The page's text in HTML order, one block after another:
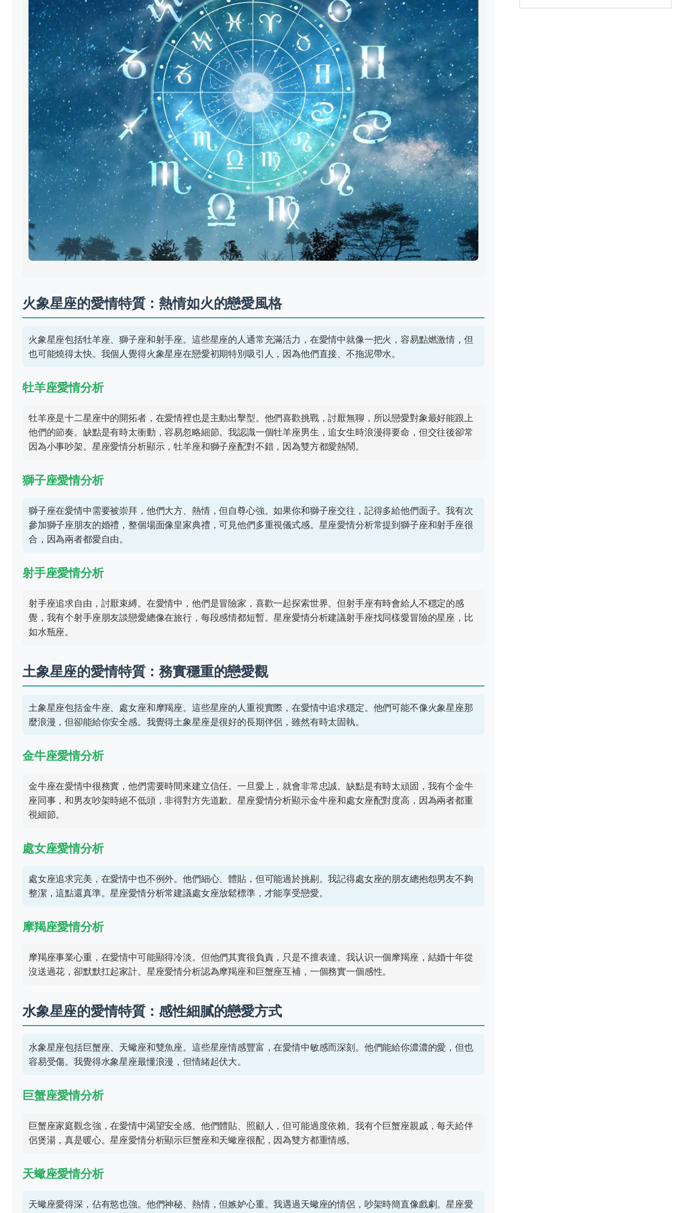
火象星座的愛情特質：熱情如火的戀愛風格
火象星座包括牡羊座、獅子座和射手座。這些星座的人通常充滿活力，在愛情中就像一把火，容易點燃激情，但
也可能燒得太快。我個人覺得火象星座在戀愛初期特別吸引人，因為他們直接、不拖泥帶水。
牡羊座愛情分析
牡羊座是十二星座中的開拓者，在愛情裡也是主動出擊型。他們喜歡挑戰，討厭無聊，所以戀愛對象最好能跟上
他們的節奏。缺點是有時太衝動，容易忽略細節。我認識一個牡羊座男生，追女生時浪漫得要命，但交往後卻常
因為小事吵架。星座愛情分析顯示，牡羊座和獅子座配對不錯，因為雙方都愛熱鬧。
獅子座愛情分析
獅子座在愛情中需要被崇拜，他們大方、熱情，但自尊心強。如果你和獅子座交往，記得多給他們面子。我有次
參加獅子座朋友的婚禮，整個場面像皇家典禮，可見他們多重視儀式感。星座愛情分析常提到獅子座和射手座很
合，因為兩者都愛自由。
射手座愛情分析
射手座追求自由，討厭束縛。在愛情中，他們是冒險家，喜歡一起探索世界。但射手座有時會給人不穩定的感
覺，我有个射手座朋友談戀愛總像在旅行，每段感情都短暫。星座愛情分析建議射手座找同樣愛冒險的星座，比
如水瓶座。
土象星座的愛情特質：務實穩重的戀愛觀
土象星座包括金牛座、處女座和摩羯座。這些星座的人重視實際，在愛情中追求穩定。他們可能不像火象星座那
麼浪漫，但卻能給你安全感。我覺得土象星座是很好的長期伴侶，雖然有時太固執。
金牛座愛情分析
金牛座在愛情中很務實，他們需要時間來建立信任。一旦愛上，就會非常忠誠。缺點是有時太頑固，我有个金牛
座同事，和男友吵架時絕不低頭，非得對方先道歉。星座愛情分析顯示金牛座和處女座配對度高，因為兩者都重
視細節。
處女座愛情分析
處女座追求完美，在愛情中也不例外。他們細心、體貼，但可能過於挑剔。我記得處女座的朋友總抱怨男友不夠
整潔，這點還真準。星座愛情分析常建議處女座放鬆標準，才能享受戀愛。
摩羯座愛情分析
摩羯座事業心重，在愛情中可能顯得冷淡。但他們其實很負責，只是不擅表達。我认识一個摩羯座，結婚十年從
沒送過花，卻默默扛起家計。星座愛情分析認為摩羯座和巨蟹座互補，一個務實一個感性。
水象星座的愛情特質：感性細膩的戀愛方式
水象星座包括巨蟹座、天蠍座和雙魚座。這些星座情感豐富，在愛情中敏感而深刻。他們能給你濃濃的愛，但也
容易受傷。我覺得水象星座最懂浪漫，但情緒起伏大。
巨蟹座愛情分析
巨蟹座家庭觀念強，在愛情中渴望安全感。他們體貼、照顧人，但可能過度依賴。我有个巨蟹座親戚，每天給伴
侶煲湯，真是暖心。星座愛情分析顯示巨蟹座和天蠍座很配，因為雙方都重情感。
天蠍座愛情分析
天蠍座愛得深，佔有慾也強。他們神秘、熱情，但嫉妒心重。我遇過天蠍座的情侶，吵架時簡直像戲劇。星座愛